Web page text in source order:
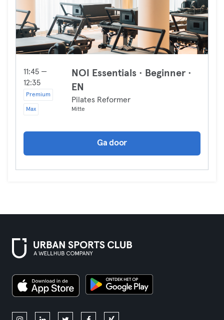
11:45 —
12:35
Premium
Max
NOI Essentials · Beginner ·
EN
Pilates Reformer
Mitte
Ga door